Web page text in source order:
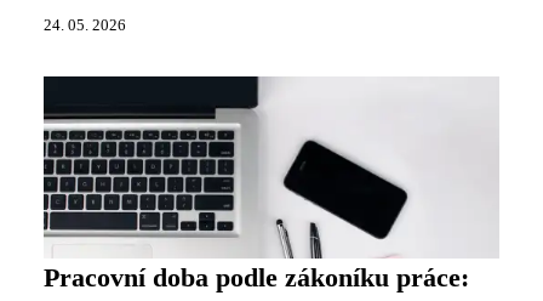
24. 05. 2026
Pracovní doba podle zákoníku práce: